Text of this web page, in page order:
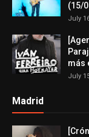
(15/
July
más
July
Madrid